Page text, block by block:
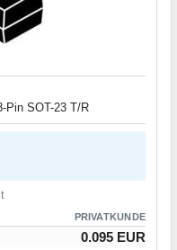
Pin SOT-23 T/R
PRIVATKUNDE
0.095 EUR